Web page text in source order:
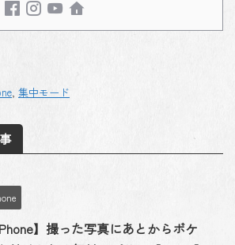
集中モード
iPhone】撮った写真にあとからボケ